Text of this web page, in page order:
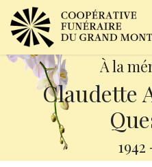
À la
Claudette
1942